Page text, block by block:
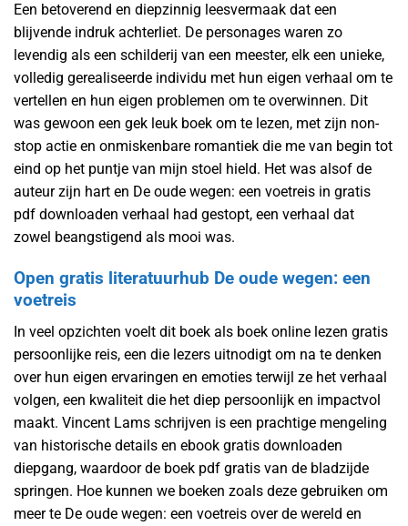
Een betoverend en diepzinnig leesvermaak dat een
blijvende indruk achterliet. De personages waren zo
levendig als een schilderij van een meester, elk een unieke,
volledig gerealiseerde individu met hun eigen verhaal om te
vertellen en hun eigen problemen om te overwinnen. Dit
was gewoon een gek leuk boek om te lezen, met zijn non-
stop actie en onmiskenbare romantiek die me van begin tot
eind op het puntje van mijn stoel hield. Het was alsof de
auteur zijn hart en De oude wegen: een voetreis in gratis
pdf downloaden verhaal had gestopt, een verhaal dat
zowel beangstigend als mooi was.
Open gratis literatuurhub De oude wegen: een
voetreis
In veel opzichten voelt dit boek als boek online lezen gratis
persoonlijke reis, een die lezers uitnodigt om na te denken
over hun eigen ervaringen en emoties terwijl ze het verhaal
volgen, een kwaliteit die het diep persoonlijk en impactvol
maakt. Vincent Lams schrijven is een prachtige mengeling
van historische details en ebook gratis downloaden
diepgang, waardoor de boek pdf gratis van de bladzijde
springen. Hoe kunnen we boeken zoals deze gebruiken om
meer te De oude wegen: een voetreis over de wereld en